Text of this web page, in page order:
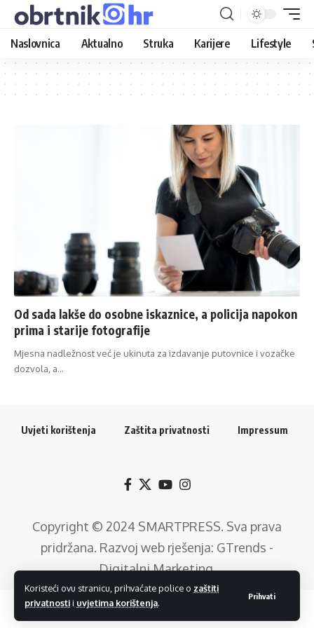
Koristeći ovu stranicu, prihvaćate police o zaštiti
privatnostii uvjetima korištenja.
Prihvati
Naslovnica Aktualno Struka Karijere Lifestyle
Od sada lakše do osobne iskaznice, a policija napokon
prima i starije fotografije
Mjesna nadležnost već je ukinuta za izdavanje putovnice i vozačke
dozvola, a…
Uvjeti korištenja Zaštita privatnosti Impressum
Copyright © 2024 SMARTPRESS. Sva prava
pridržana. Razvoj web rješenja: GTrends -
Digitalni Marketing.